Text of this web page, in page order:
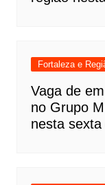
Fortaleza e
Vaga de
no Grupo
nesta